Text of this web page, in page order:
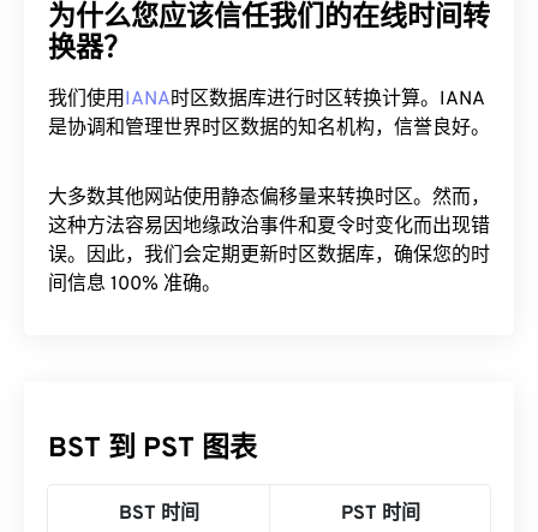
为什么您应该信任我们的在线时间转
换器？
我们使用IANA时区数据库进行时区转换计算。IANA
是协调和管理世界时区数据的知名机构，信誉良好。
大多数其他网站使用静态偏移量来转换时区。然而，
这种方法容易因地缘政治事件和夏令时变化而出现错
误。因此，我们会定期更新时区数据库，确保您的时
间信息 100% 准确。
BST 到 PST 图表
BST 时间 PST 时间